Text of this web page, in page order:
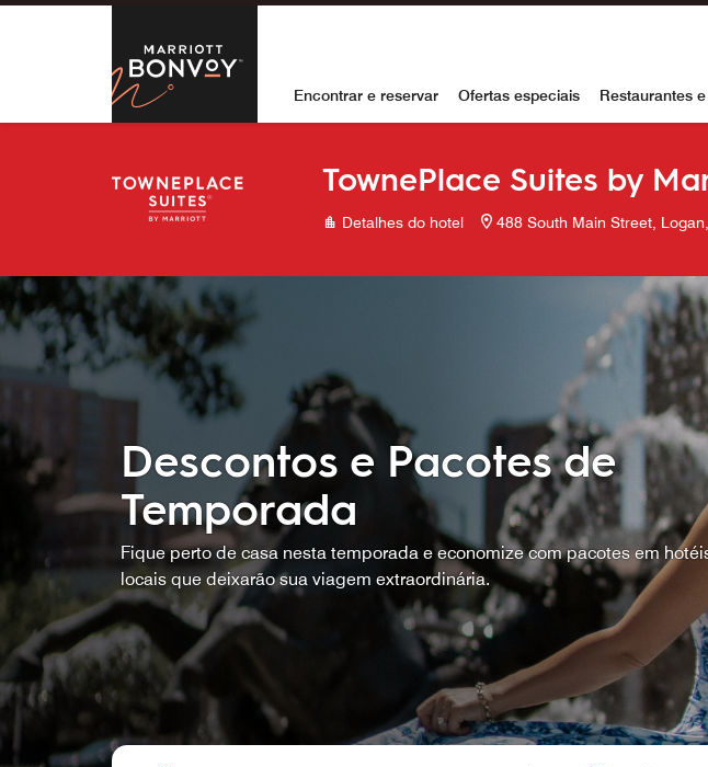
Skip to Content
Marriott Bonvoy
Encontrar e reservar Ofertas especiais Restaurantes
TownePlace Suites by
Detalhes do hotel 488 South Main Street,
Descontos e Pacotes de
Temporada
Fique perto de casa nesta temporada e economize com pacotes em
locais que deixarão sua viagem extraordinária.